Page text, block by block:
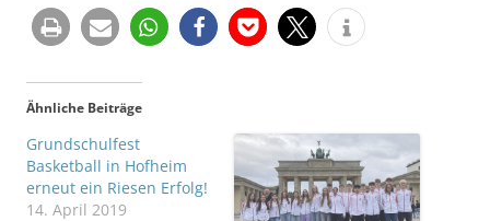
Ähnliche Beiträge
Grundschulfest
Basketball in Hofheim
erneut ein Riesen Erfolg!
14. April 2019